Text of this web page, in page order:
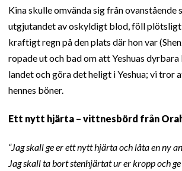
Kina skulle omvända sig från ovanstående
utgjutandet av oskyldigt blod, föll
kraftigt regn på den plats där hon var
ropade ut och bad om att Yeshuas
landet och göra det heligt i Yeshua; vi tror
hennes böner.
Ett nytt hjärta – vittnesbörd från
“Jag skall ge er ett nytt hjärta och låta en ny
Jag skall ta bort stenhjärtat ur er kropp och